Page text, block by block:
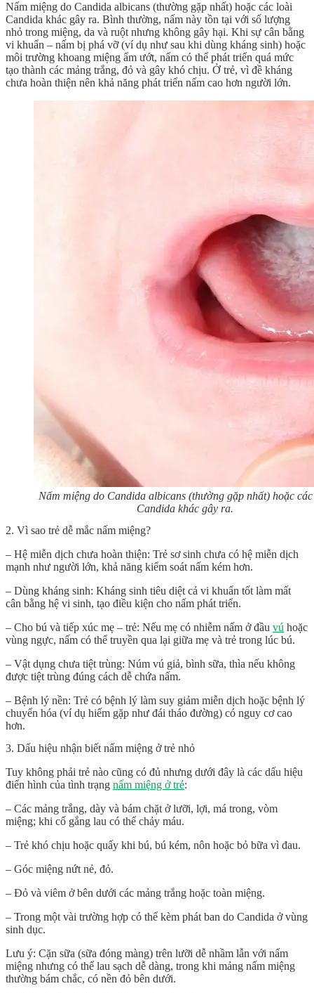
Nấm miệng do Candida albicans (thường gặp nhất) hoặc các loài
Candida khác gây ra. Bình thường, nấm này tồn tại với số lượng
nhỏ trong miệng, da và ruột nhưng không gây hại. Khi sự cân bằng
vi khuẩn – nấm bị phá vỡ (ví dụ như sau khi dùng kháng sinh) hoặc
môi trường khoang miệng ẩm ướt, nấm có thể phát triển quá mức
tạo thành các mảng trắng, đỏ và gây khó chịu. Ở trẻ, vì đề kháng
chưa hoàn thiện nên khả năng phát triển nấm cao hơn người lớn.
Nấm miệng do Candida albicans (thường gặp nhất) hoặc
Candida khác gây ra.
2. Vì sao trẻ dễ mắc nấm miệng?
– Hệ miễn dịch chưa hoàn thiện: Trẻ sơ sinh chưa có hệ miễn dịch
mạnh như người lớn, khả năng kiểm soát nấm kém hơn.
– Dùng kháng sinh: Kháng sinh tiêu diệt cả vi khuẩn tốt làm mất
cân bằng hệ vi sinh, tạo điều kiện cho nấm phát triển.
– Cho bú và tiếp xúc mẹ – trẻ: Nếu mẹ có nhiễm nấm ở đầu vú hoặc
vùng ngực, nấm có thể truyền qua lại giữa mẹ và trẻ trong lúc bú.
– Vật dụng chưa tiệt trùng: Núm vú giả, bình sữa, thìa nếu không
được tiệt trùng đúng cách dễ chứa nấm.
– Bệnh lý nền: Trẻ có bệnh lý làm suy giảm miễn dịch hoặc bệnh lý
chuyển hóa (ví dụ hiếm gặp như đái tháo đường) có nguy cơ cao
hơn.
3. Dấu hiệu nhận biết nấm miệng ở trẻ nhỏ
Tuy không phải trẻ nào cũng có đủ nhưng dưới đây là các dấu hiệu
điển hình của tình trạng nấm miệng ở trẻ:
– Các mảng trắng, dày và bám chặt ở lưỡi, lợi, má trong, vòm
miệng; khi cố gắng lau có thể chảy máu.
– Trẻ khó chịu hoặc quấy khi bú, bú kém, nôn hoặc bỏ bữa vì đau.
– Góc miệng nứt nẻ, đỏ.
– Đỏ và viêm ở bên dưới các mảng trắng hoặc toàn miệng.
– Trong một vài trường hợp có thể kèm phát ban do Candida ở vùng
sinh dục.
Lưu ý: Cặn sữa (sữa đóng màng) trên lưỡi dễ nhầm lẫn với nấm
miệng nhưng có thể lau sạch dễ dàng, trong khi mảng nấm miệng
thường bám chắc, có nền đỏ bên dưới.